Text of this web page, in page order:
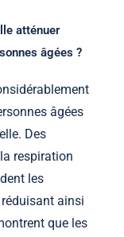
atténuer
âgées ?
âgées
Des
respiration
les
ainsi
que les